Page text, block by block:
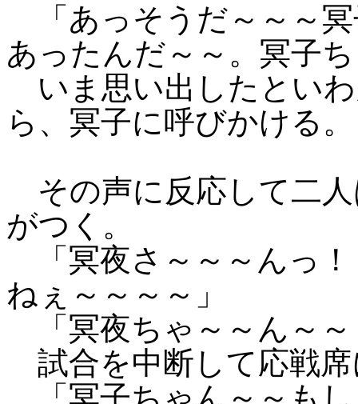
「あっそうだ～～～
あったんだ～～。冥子
いま思い出したとい
ら、冥子に呼びかける。
その声に反応して二
がつく。
「冥夜さ～～～んっ
ねぇ～～～～」
「冥夜ちゃ～～ん～
試合を中断して応戦
「冥子ちゃん～～も